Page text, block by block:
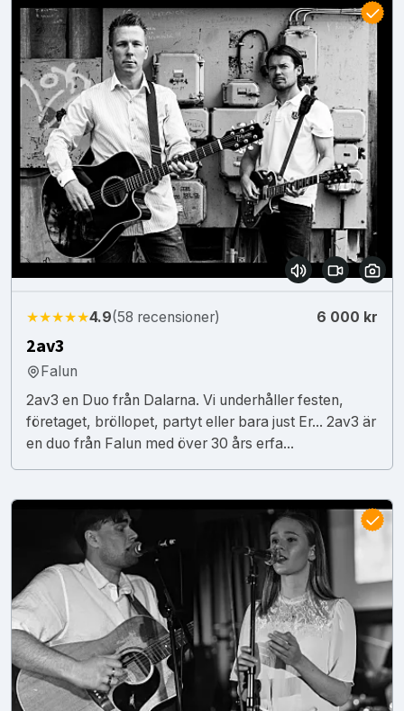
★★★★★4.9(58 recensioner) 6 000 kr
2av3
Falun
2av3 en Duo från Dalarna. Vi underhåller festen,
företaget, bröllopet, partyt eller bara just Er... 2av3 är
en duo från Falun med över 30 års erfa...